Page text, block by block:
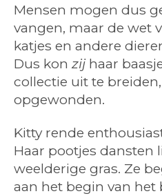
Mensen mogen dus
vangen, maar de wet
katjes en andere
Dus kon zijhaar
collectie uit te
opgewonden.
Kitty rende
Haar pootjes dansten
weelderige gras. Ze
aan het begin van het